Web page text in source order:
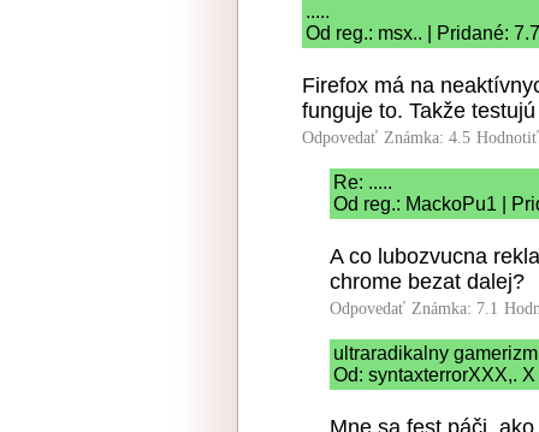
.....
Od reg.: msx.. | Pridané:
Firefox má na
funguje to. Takže
Odpovedať Známka: 4.5
Re: .....
Od reg.: MackoPu1 |
A co lubozvucna
chrome bezat dalej?
Odpovedať Známka: 7.1
ultraradikalny
Od: syntaxterrorXXX,.
Mne sa fest páči,